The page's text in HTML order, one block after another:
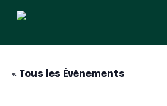
« Tous les Évènements